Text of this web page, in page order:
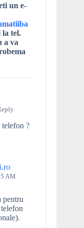
un e-
la tel.
a va
?
AM
pentru